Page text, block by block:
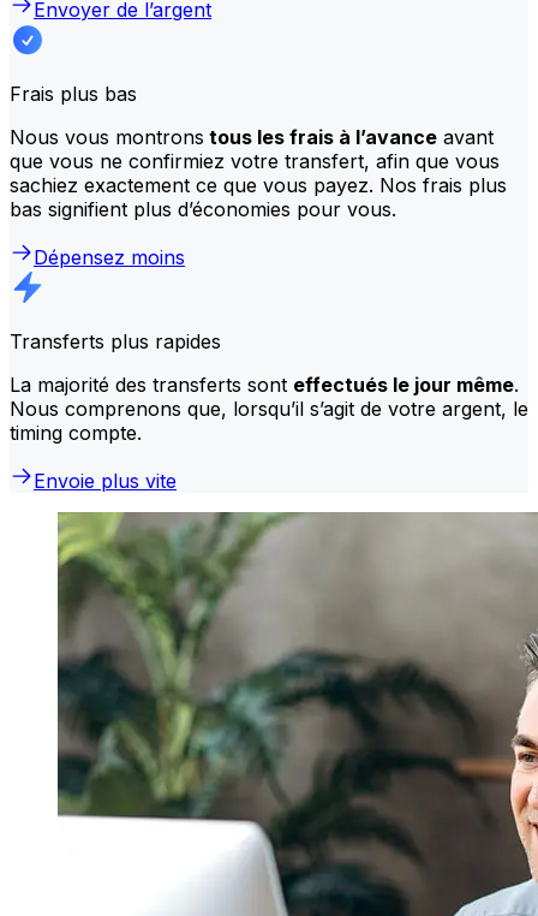
Envoyer de l’argent
Frais plus bas
Nous vous montrons tous les frais à l’avance avant
que vous ne confirmiez votre transfert, afin que vous
sachiez exactement ce que vous payez. Nos frais plus
bas signifient plus d’économies pour vous.
Dépensez moins
Transferts plus rapides
La majorité des transferts sont effectués le jour même.
Nous comprenons que, lorsqu’il s’agit de votre argent, le
timing compte.
Envoie plus vite